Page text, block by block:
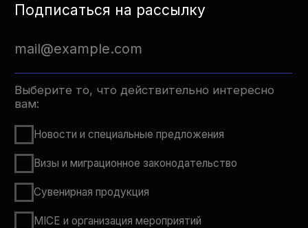
поддержки клиентов:
+7 (495) 783 83 11
Политика конфиденциальности
Согласие на обработку персональных данных
Согласие на получение информационных
и рекламных материалов
Согласие на обработку и использование
Cookies